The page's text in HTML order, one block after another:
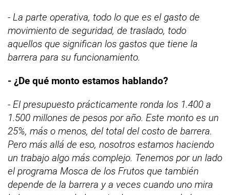
- La parte operativa, todo lo que es el gasto de
movimiento de seguridad, de traslado, todo
aquellos que significan los gastos que tiene la
barrera para su funcionamiento.
- ¿De qué monto estamos hablando?
- El presupuesto prácticamente ronda los 1.400 a
1.500 millones de pesos por año. Este monto es un
25%, más o menos, del total del costo de barrera.
Pero más allá de eso, nosotros estamos haciendo
un trabajo algo más complejo. Tenemos por un lado
el programa Mosca de los Frutos que también
depende de la barrera y a veces cuando uno mira